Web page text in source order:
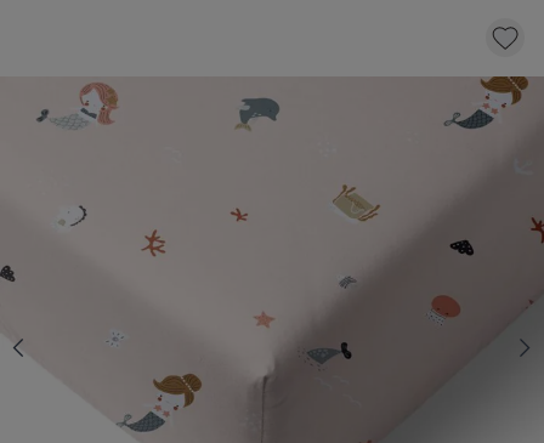
HOESLAKEN 90X200 CM «MERMAIDS» |
KLIK EN BESTEL
Op voorraad